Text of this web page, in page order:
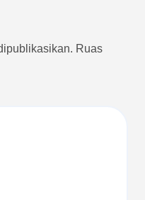
Ruas